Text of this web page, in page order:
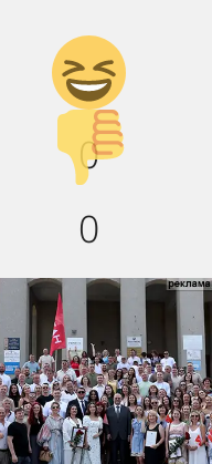
Дикий
смех!
0
Палец
вниз!
0